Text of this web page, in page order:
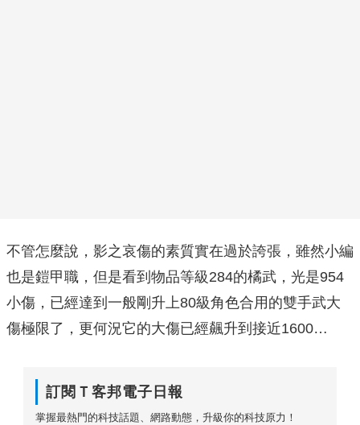
不管怎麼說，影之哀傷的素質實在過於誇張，雖然小編
也是鎧甲職，但是看到物品等級284的橘武，光是954
小傷，已經達到一般剛升上80級角色合用的雙手武大
傷極限了，更何況它的大傷已經飆升到接近1600…
訂閱Ｔ客邦電子日報
掌握最熱門的科技話題、網路動態，升級你的科技原力！